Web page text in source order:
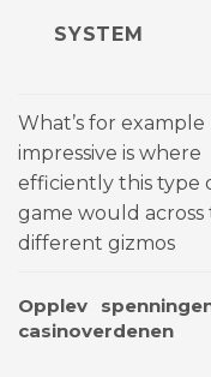
SYSTEM
What’s for example
impressive is where
efficiently this type
game would across
different gizmos
Opplev
casinoverdenen